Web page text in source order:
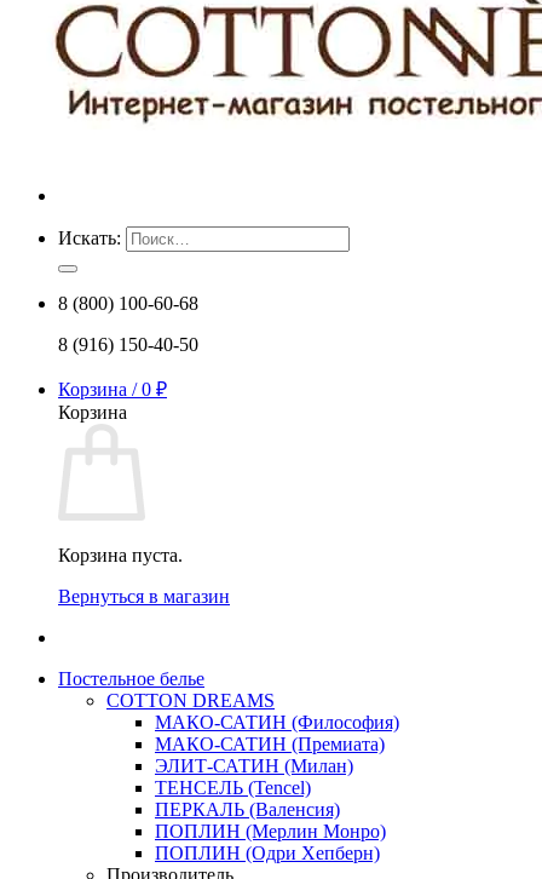
Искать:
8 (800) 100-60-68
8 (916) 150-40-50
Корзина /0 ₽
Корзина
Корзина пуста.
Вернуться в магазин
Постельное белье
COTTON DREAMS
МАКО-САТИН (Философия)
МАКО-САТИН (Премиата)
ЭЛИТ-САТИН (Милан)
ТЕНСЕЛЬ (Tencel)
ПЕРКАЛЬ (Валенсия)
ПОПЛИН (Мерлин Монро)
ПОПЛИН (Одри Хепберн)
Производитель